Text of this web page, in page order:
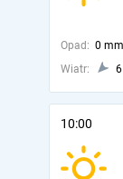
Opad: 0 mm
Wiatr:
10:00